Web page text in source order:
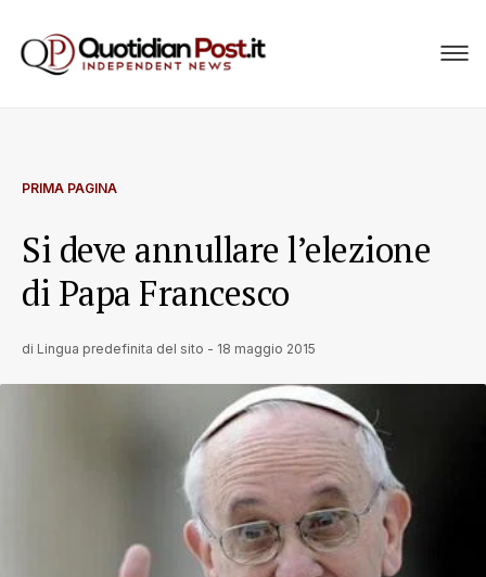
PRIMA PAGINA
Si deve annullare l’elezione
di Papa Francesco
di Lingua predefinita del sito - 18 maggio 2015